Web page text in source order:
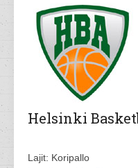
Helsinki
Lajit: Koripallo